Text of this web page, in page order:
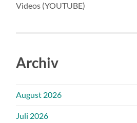
Videos (YOUTUBE)
Archiv
August 2026
Juli 2026